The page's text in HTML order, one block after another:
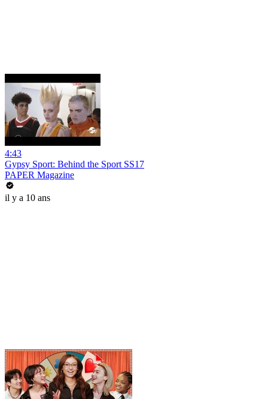
4:43
Gypsy Sport: Behind the Sport SS17
PAPER Magazine
il y a 10 ans